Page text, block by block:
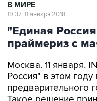
В МИРЕ
19:37, 11 января 2018
"Единая
праймериз с
Москва. 11 января.
Россия" в этом
предварительного